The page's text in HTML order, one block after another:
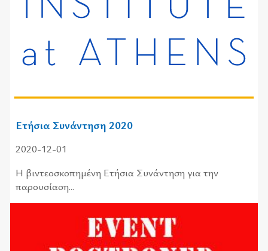
Ετήσια Συνάντηση 2020
2020-12-01
Η βιντεοσκοπημένη Ετήσια Συνάντηση για την
παρουσίαση...